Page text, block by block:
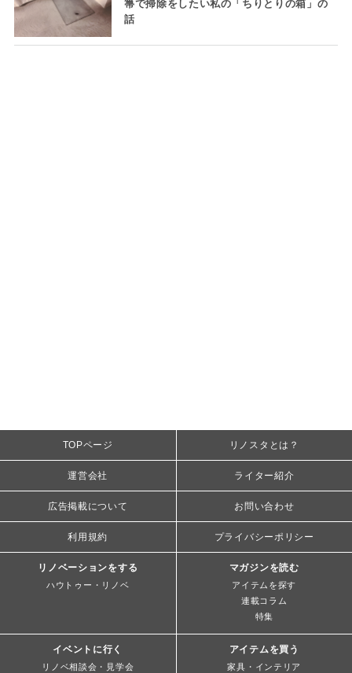
箒で掃除をしたい私の「ちりとりの箱」の
話
TOPページ リノスタとは？
運営会社 ライター紹介
広告掲載について お問い合わせ
利用規約 プライバシーポリシー
リノベーションをする
ハウトゥー・リノベ
マガジンを読む
アイテムを探す
連載コラム
特集
イベントに行く
リノベ相談会・見学会
アイテムを買う
家具・インテリア